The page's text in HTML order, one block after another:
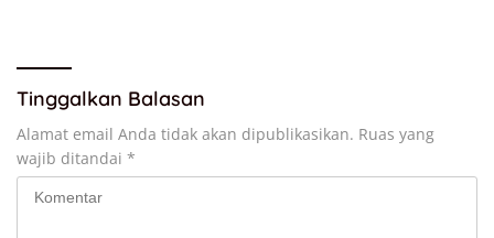
Tinggalkan Balasan
Alamat email Anda tidak akan dipublikasikan. Ruas yang
wajib ditandai *